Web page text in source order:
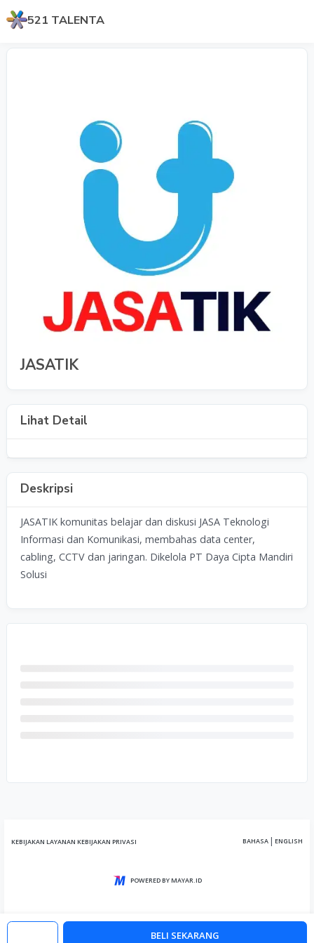
521 TALENTA
JASATIK
Lihat Detail
Deskripsi
JASATIK komunitas belajar dan diskusi JASA Teknologi
Informasi dan Komunikasi, membahas data center,
cabling, CCTV dan jaringan. Dikelola PT Daya Cipta Mandiri
Solusi
BELI SEKARANG
KEBIJAKAN LAYANAN KEBIJAKAN PRIVASI BAHASA | ENGLISH
POWERED BY MAYAR.ID